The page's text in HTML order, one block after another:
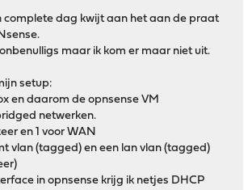
complete dag kwijt aan het aan de praat
maar ik kom er maar niet uit.
setup:
en daarom de opnsense VM
netwerken.
en 1 voor WAN
vlan (tagged) en een lan vlan (tagged)
in opnsense krijg ik netjes DHCP